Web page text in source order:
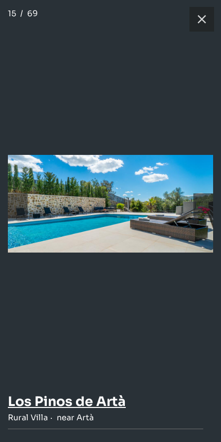
15 / 69
Los Pinos de Artà
Rural Villa near Artà